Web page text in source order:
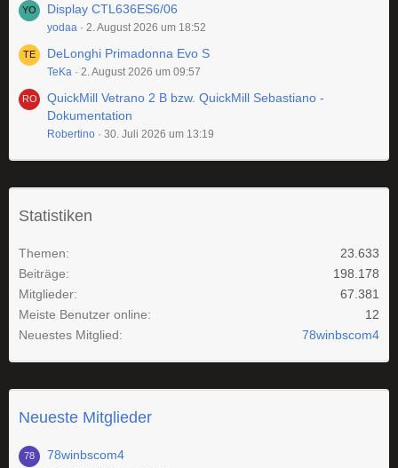
Display CTL636ES6/06
yodaa 2. August 2026 um 18:52
DeLonghi Primadonna Evo S
TeKa 2. August 2026 um 09:57
QuickMill Vetrano 2 B bzw. QuickMill Sebastiano -
Dokumentation
Robertino 30. Juli 2026 um 13:19
Statistiken
Themen
23.633
Beiträge
198.178
Mitglieder
67.381
Meiste Benutzer online
12
Neuestes Mitglied
78winbscom4
Neueste Mitglieder
78winbscom4